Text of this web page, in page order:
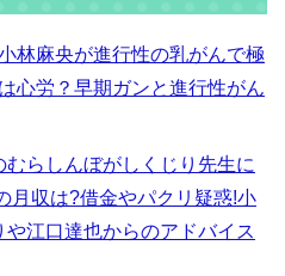
林麻央が進行性の乳がんで極
心労？早期ガンと進行性がん
むらしんぼがしくじり先生に
月収は?借金やパクリ疑惑!小
や江口達也からのアドバイス